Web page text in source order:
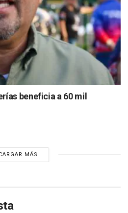
beneficia a 60 mil
MÁS